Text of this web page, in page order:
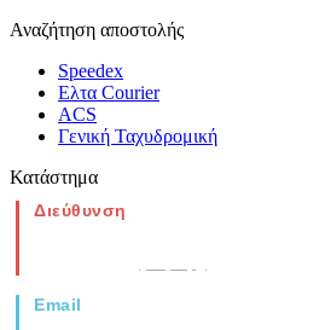
Αναζήτηση αποστολής
Speedex
Ελτα Courier
ACS
Γενική Ταχυδρομική
Κατάστημα
Διεύθυνση
Email